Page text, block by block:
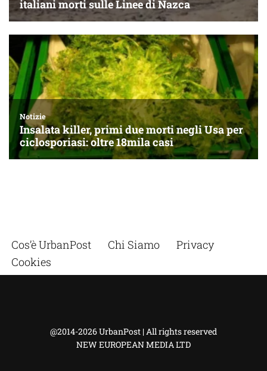
Cos’è UrbanPost Chi Siamo
Privacy
Cookies
@2014-2026 UrbanPost | All rights reserved
NEW EUROPEAN MEDIA LTD